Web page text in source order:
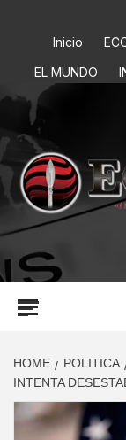
Inicio
EL MUNDO
INFORMACIÓN
HOME POLITICA
INTENTA